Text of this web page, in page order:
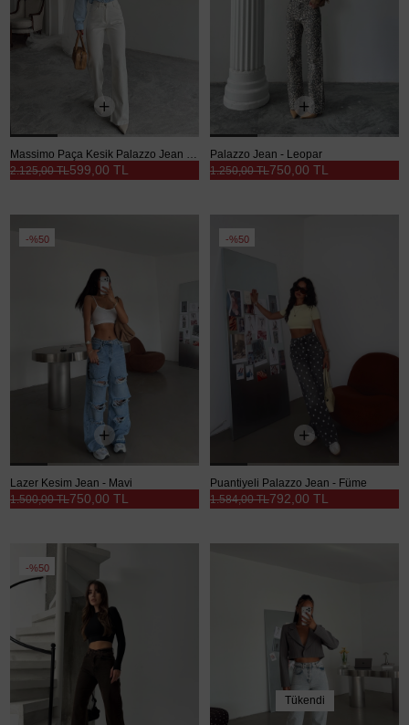
Massimo Paça Kesik Palazzo Jean - Beyaz
599,00 TL
2.125,00 TL
Palazzo Jean - Leopar
750,00 TL
1.250,00 TL
%50
Lazer Kesim Jean - Mavi
750,00 TL
1.500,00 TL
%50
Puantiyeli Palazzo Jean - Füme
792,00 TL
1.584,00 TL
%50
Tükendi